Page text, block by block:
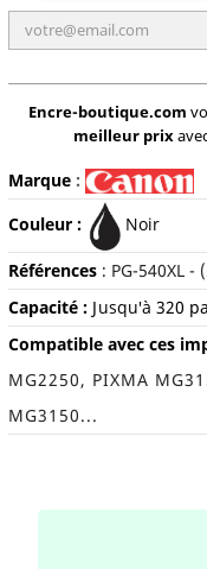
Encre-boutique.com
meilleur prix
Marque:
Couleur :
Noir
Références: PG-540XL -
Capacité : Jusqu'à 320
Compatible avec ces
MG2250, PIXMA
MG3150...